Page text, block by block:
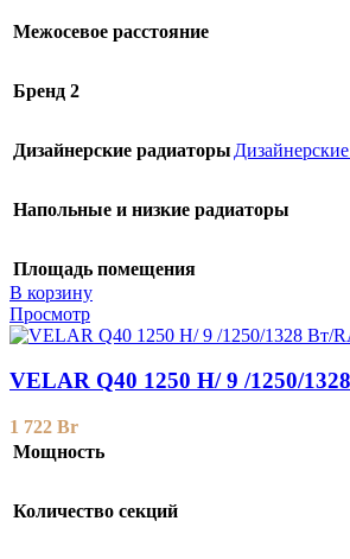
Межосевое расстояние
Бренд 2
Дизайнерские радиаторы
Напольные и низкие радиаторы
Площадь помещения
В корзину
Просмотр
VELAR Q40 1250 H/ 9 /1250/
1 722 Br
Мощность
Количество секций